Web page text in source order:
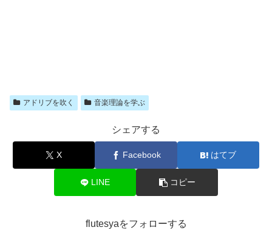
アドリブを吹く 音楽理論を学ぶ
シェアする
X Facebook はてブ
LINE コピー
flutesyaをフォローする